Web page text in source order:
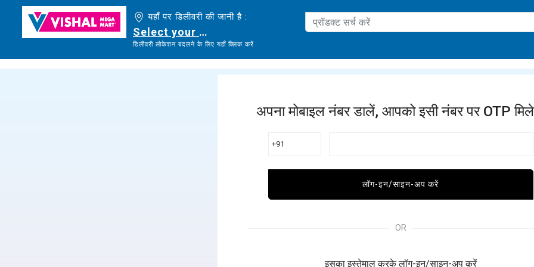
यहाँ पर डिलीवरी की जानी है :
Select your delivery location
डिलीवरी लोकेशन बदलने के लिए यहाँ क्लिक करें
अपना मोबाइल नंबर डालें, आपको इसी नंबर पर OTP
+91
लॉग-इन/साइन-अप करें
OR
इसका इस्तेमाल करके लॉग-इन/साइन-अप करें